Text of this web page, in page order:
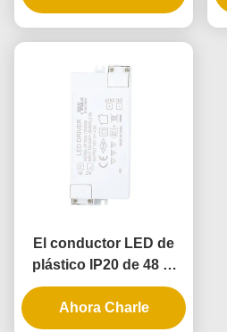
El conductor LED de
plástico IP20 de 48 W
tiene un voltaje
constante
Ahora Charle